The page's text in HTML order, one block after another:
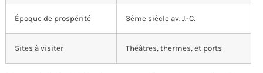
Époque de prospérité 3ème siècle av. J.-C.
Sites à visiter Théâtres, thermes, et ports